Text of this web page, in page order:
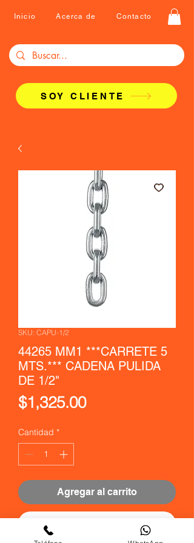
Inicio Acerca de Contacto
SOY CLIENTE
SKU: CAPU-1/2
44265 MM1 ***CARRETE 5
MTS.*** CADENA PULIDA
DE 1/2"
$1,325.00Precio
Cantidad *
Agregar al carrito